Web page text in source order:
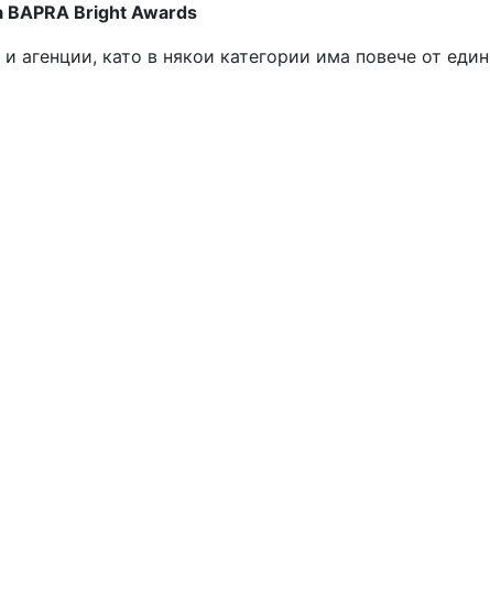
BAPRA Bright Awards
агенции, като в някои категории има повече от един